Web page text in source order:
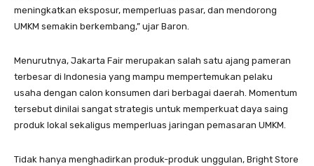
meningkatkan eksposur, memperluas pasar, dan mendorong
UMKM semakin berkembang,” ujar Baron.
Menurutnya, Jakarta Fair merupakan salah satu ajang pameran
terbesar di Indonesia yang mampu mempertemukan pelaku
usaha dengan calon konsumen dari berbagai daerah. Momentum
tersebut dinilai sangat strategis untuk memperkuat daya saing
produk lokal sekaligus memperluas jaringan pemasaran UMKM.
Tidak hanya menghadirkan produk-produk unggulan, Bright Store